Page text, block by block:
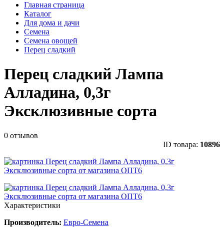
Главная страница
Каталог
Для дома и дачи
Семена
Семена овощей
Перец сладкий
Перец сладкий Лампа
Алладина, 0,3г
Эксклюзивные сорта
0 отзывов
ID товара: 10896
Характеристики
Производитель: Евро-Семена